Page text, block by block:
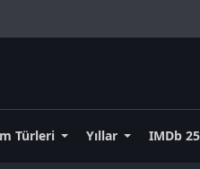
Türleri Yıllar IMDb